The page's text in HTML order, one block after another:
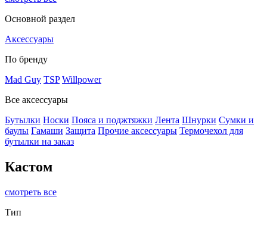
Основной раздел
Аксессуары
По бренду
Mad Guy TSP Willpower
Все аксессуары
Бутылки Носки Пояса и поджтяжки Лента Шнурки Сумки и
баулы Гамаши Защита Прочие аксессуары Термочехол для
бутылки на заказ
Кастом
смотреть все
Тип